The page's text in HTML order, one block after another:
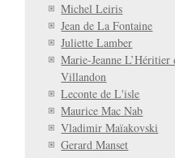
Michel Leiris
Jean de La Fontaine
Juliette Lamber
Marie-Jeanne L’Héritier
Villandon
Leconte de L'isle
Maurice Mac Nab
Vladimir Maïakovski
Gerard Manset